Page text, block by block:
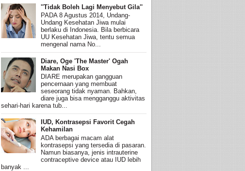
''Tidak Boleh Lagi Menyebut Gila''
PADA 8 Agustus 2014, Undang-
Undang Kesehatan Jiwa mulai
berlaku di Indonesia. Bila berbicara
UU Kesehatan Jiwa, tentu semua
mengenal nama No...
Diare, Oge 'The Master' Ogah
Makan Nasi Box
DIARE merupakan gangguan
pencernaan yang membuat
seseorang tidak nyaman. Bahkan,
diare juga bisa mengganggu aktivitas
sehari-hari karena tub...
IUD, Kontrasepsi Favorit Cegah
Kehamilan
ADA berbagai macam alat
kontrasepsi yang tersedia di pasaran.
Namun biasanya, jenis intrauterine
contraceptive device atau IUD lebih
banyak ...